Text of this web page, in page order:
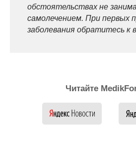
обстоятельствах не
самолечением. При первых
заболевания обратитесь к
Читайте